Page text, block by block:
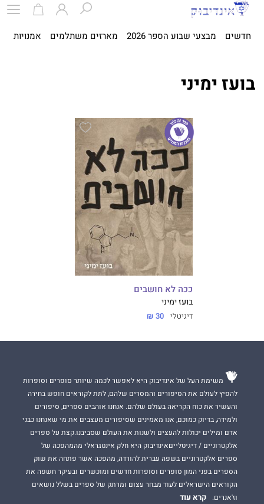
חדשים מבצעי שבוע הספר 2026 מארזים משתלמים אמנויות
בועז ימיני
ככה לא חושבים
בועז ימיני
דיגיטלי 30 ₪
משימת העל של אינדיבוק היא לאפשר לכמה שיותר סופרים וסופרות
להפיץ לעולם את הסיפורים והמסרים שלהם, לתת לקוראים חופש בחירה
והעשיר את כוח הקריאה בעולם שלהם. אנחנו אוהבים ספרים, סיפורים
ולמידה, בדיוק כמוכם, אנו מאמינים שסיפורים מעצבים את מי שאנחנו כבני
אדם ומילים יכולות להעצים ולשנות את העולם שסביבנו.קצת על ספרים
אלקטרוניים / דיגיטלייםאינדיבוק היא חלק אינטגראלי מהמהפכה של
ספרים אלקטרוניים בשפה עברית להורדה, מהפכה אשר פתחה את שוק
הספרים בפני המון סופרים וסופרות חדשים ומוכשרים ובעיקר חשפה את
הקוראים הישראלים לעוד מבחר עצום ומרתק של ספרים בשלל נושאים
וז'אנרים.
קרא עוד